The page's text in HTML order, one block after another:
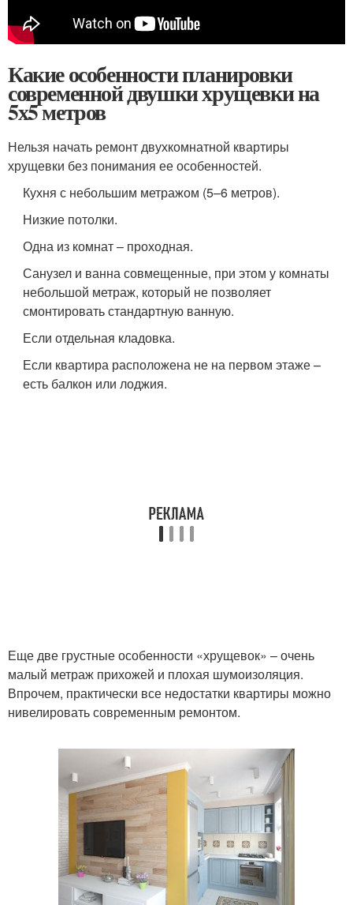
Какие особенности планировки
современной двушки хрущевки на
5х5 метров
Нельзя начать ремонт двухкомнатной квартиры
хрущевки без понимания ее особенностей.
Кухня с небольшим метражом (5–6 метров).
Низкие потолки.
Одна из комнат – проходная.
Санузел и ванна совмещенные, при этом у комнаты
небольшой метраж, который не позволяет
смонтировать стандартную ванную.
Если отдельная кладовка.
Если квартира расположена не на первом этаже –
есть балкон или лоджия.
Еще две грустные особенности «хрущевок» – очень
малый метраж прихожей и плохая шумоизоляция.
Впрочем, практически все недостатки квартиры можно
нивелировать современным ремонтом.